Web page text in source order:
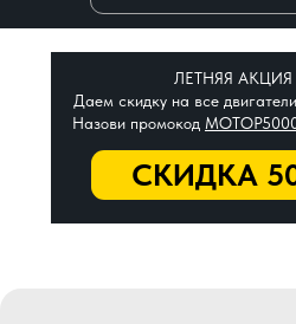
СКИДКА
ЛЕТНЯЯ АКЦИЯ
Даем скидку на все
Назови промокод